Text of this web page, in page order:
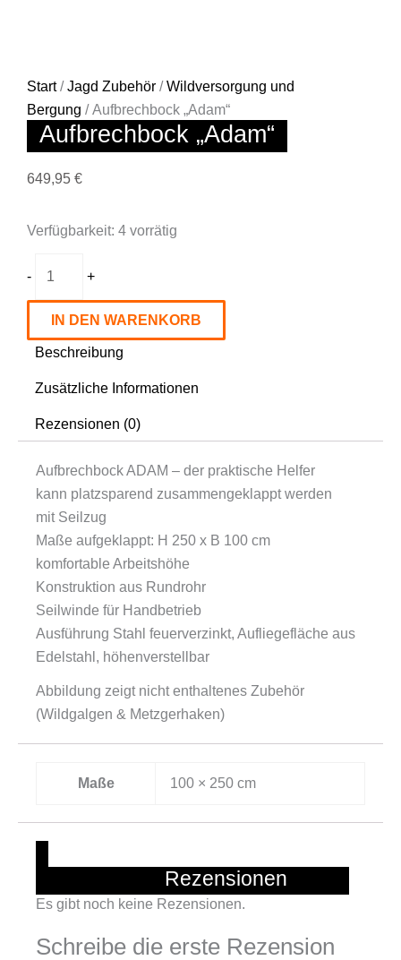
Start/Jagd Zubehör /Wildversorgung und
Bergung / Aufbrechbock „Adam“
Aufbrechbock „Adam“
649,95 €
Verfügbarkeit: 4 vorrätig
-
Aufbrechbock
Menge
+
IN DEN WARENKORB
Beschreibung
Zusätzliche Informationen
Rezensionen (0)
Aufbrechbock ADAM – der praktische Helfer
kann platzsparend zusammengeklappt werden
mit Seilzug
Maße aufgeklappt: H 250 x B 100 cm
komfortable Arbeitshöhe
Konstruktion aus Rundrohr
Seilwinde für Handbetrieb
Ausführung Stahl feuerverzinkt, Aufliegefläche aus
Edelstahl, höhenverstellbar
Abbildung zeigt nicht enthaltenes Zubehör
(Wildgalgen & Metzgerhaken)
Maße 100 × 250 cm
Es gibt noch keine Rezensionen.
Schreibe die erste Rezension